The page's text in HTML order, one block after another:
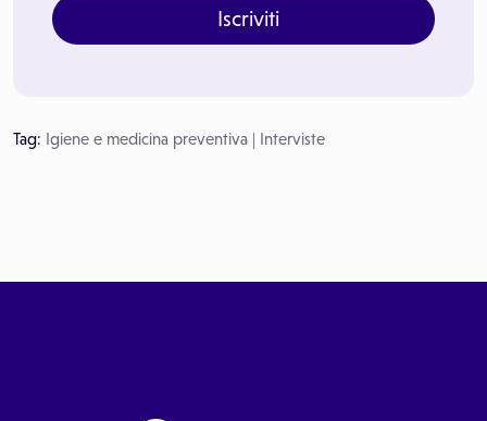
Iscriviti
Tag: Igiene e medicina preventiva | Interviste